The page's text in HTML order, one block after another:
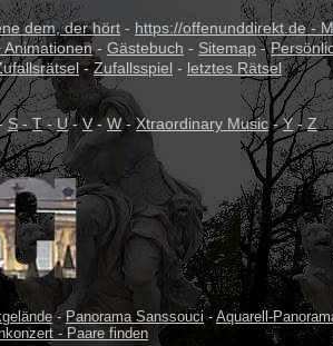
dem, der hört - https://offenunddirekt.de -
Animationen- Gästebuch - Sitemap-
- Zufallsspiel - letztes Rätsel
S -T-U-V - W- Xtraordinary Music -Y- Z
-Panorama Sanssouci - Aquarell-
- Paare finden